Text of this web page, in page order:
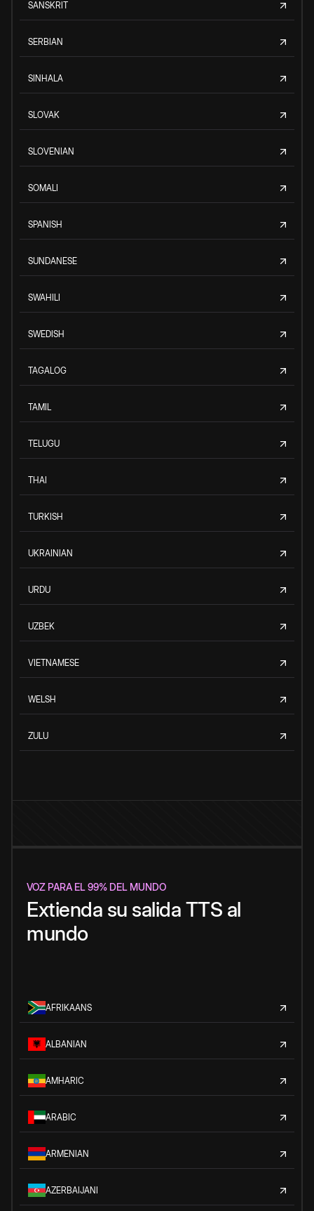
SANSKRIT
SERBIAN
SINHALA
SLOVAK
SLOVENIAN
SOMALI
SPANISH
SUNDANESE
SWAHILI
SWEDISH
TAGALOG
TAMIL
TELUGU
THAI
TURKISH
UKRAINIAN
URDU
UZBEK
VIETNAMESE
WELSH
ZULU
VOZ PARA EL 99% DEL MUNDO
Extienda su salida TTS al
mundo
AFRIKAANS
ALBANIAN
AMHARIC
ARABIC
ARMENIAN
AZERBAIJANI